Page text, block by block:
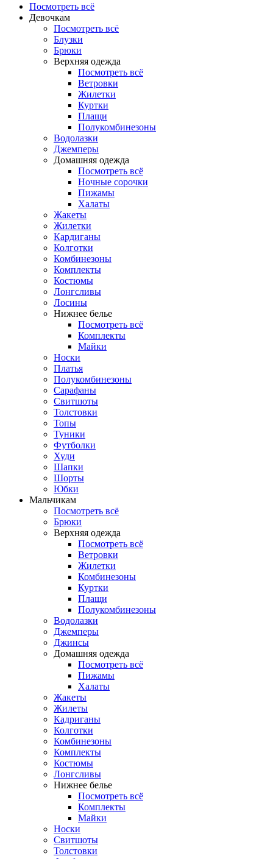
Посмотреть всё
Девочкам
Посмотреть всё
Блузки
Брюки
Верхняя одежда
Посмотреть всё
Ветровки
Жилетки
Куртки
Плащи
Полукомбинезоны
Водолазки
Джемперы
Домашняя одежда
Посмотреть всё
Ночные сорочки
Пижамы
Халаты
Жакеты
Жилетки
Кардиганы
Колготки
Комбинезоны
Комплекты
Костюмы
Лонгсливы
Лосины
Нижнее белье
Посмотреть всё
Комплекты
Майки
Носки
Платья
Полукомбинезоны
Сарафаны
Свитшоты
Толстовки
Топы
Туники
Футболки
Худи
Шапки
Шорты
Юбки
Мальчикам
Посмотреть всё
Брюки
Верхняя одежда
Посмотреть всё
Ветровки
Жилетки
Комбинезоны
Куртки
Плащи
Полукомбинезоны
Водолазки
Джемперы
Джинсы
Домашняя одежда
Посмотреть всё
Пижамы
Халаты
Жакеты
Жилеты
Кадриганы
Колготки
Комбинезоны
Комплекты
Костюмы
Лонгсливы
Нижнее белье
Посмотреть всё
Комплекты
Майки
Носки
Свитшоты
Толстовки